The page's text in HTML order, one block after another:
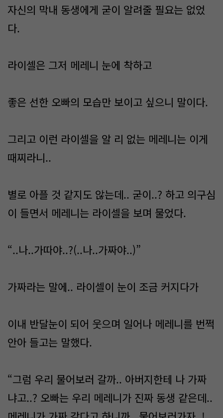
자신의 막내 동생에게 굳이 알려줄 필요는 없었
다.
라이셀은 그저 메레니 눈에 착하고
좋은 선한 오빠의 모습만 보이고 싶으니 말이다.
그리고 이런 라이셀을 알 리 없는 메레니는 이게
때찌라니..
별로 아플 것 같지도 않는데.. 굳이..? 하고 의구심
이 들면서 메레니는 라이셀을 보며 물었다.
“..나..가따야..?(..나..가짜야..)”
가짜라는 말에.. 라이셀이 눈이 조금 커지다가
이내 반달눈이 되어 웃으며 일어나 메레니를 번쩍
안아 들고는 말했다.
“그럼 우리 물어보러 갈까.. 아버지한테 나 가짜
냐고..? 오빠는 우리 메레니가 진짜 동생 같은데..